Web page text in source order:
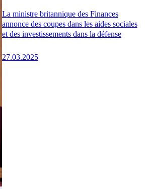
La ministre britannique des Finances
annonce des coupes dans les aides sociales
et des investissements dans la défense
27.03.2025